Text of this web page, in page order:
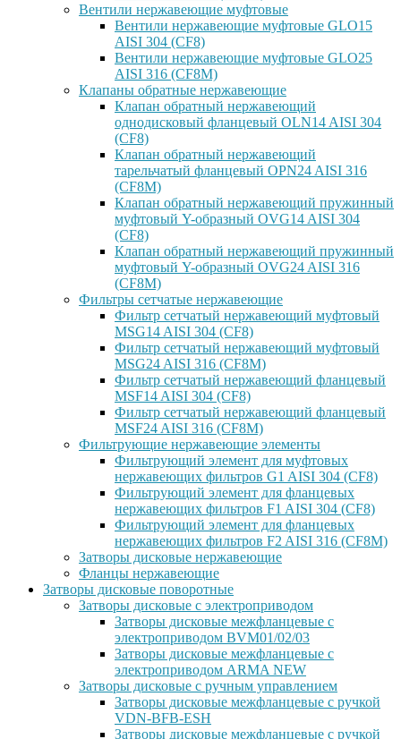
Вентили нержавеющие муфтовые
Вентили нержавеющие муфтовые GLO15
AISI 304 (CF8)
Вентили нержавеющие муфтовые GLO25
AISI 316 (CF8M)
Клапаны обратные нержавеющие
Клапан обратный нержавеющий
однодисковый фланцевый OLN14 AISI 304
(CF8)
Клапан обратный нержавеющий
тарельчатый фланцевый OPN24 AISI 316
(CF8M)
Клапан обратный нержавеющий пружинный
муфтовый Y-образный OVG14 AISI 304
(CF8)
Клапан обратный нержавеющий пружинный
муфтовый Y-образный OVG24 AISI 316
(CF8М)
Фильтры сетчатые нержавеющие
Фильтр сетчатый нержавеющий муфтовый
MSG14 AISI 304 (CF8)
Фильтр сетчатый нержавеющий муфтовый
MSG24 AISI 316 (CF8M)
Фильтр сетчатый нержавеющий фланцевый
MSF14 AISI 304 (CF8)
Фильтр сетчатый нержавеющий фланцевый
MSF24 AISI 316 (CF8M)
Фильтрующие нержавеющие элементы
Фильтрующий элемент для муфтовых
нержавеющих фильтров G1 AISI 304 (CF8)
Фильтрующий элемент для фланцевых
нержавеющих фильтров F1 AISI 304 (CF8)
Фильтрующий элемент для фланцевых
нержавеющих фильтров F2 AISI 316 (CF8M)
Затворы дисковые нержавеющие
Фланцы нержавеющие
Затворы дисковые поворотные
Затворы дисковые с электроприводом
Затворы дисковые межфланцевые с
электроприводом BVM01/02/03
Затворы дисковые межфланцевые с
электроприводом ARMA NEW
Затворы дисковые с ручным управлением
Затворы дисковые межфланцевые с ручкой
VDN-BFB-ESH
Затворы дисковые межфланцевые с ручкой